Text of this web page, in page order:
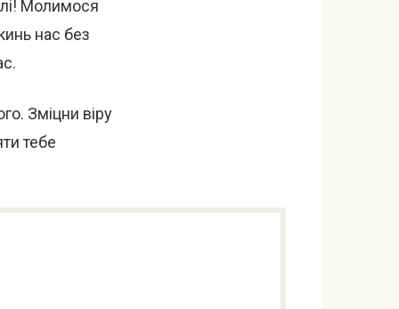
Молимося
нас без
Зміцни віру
тебе